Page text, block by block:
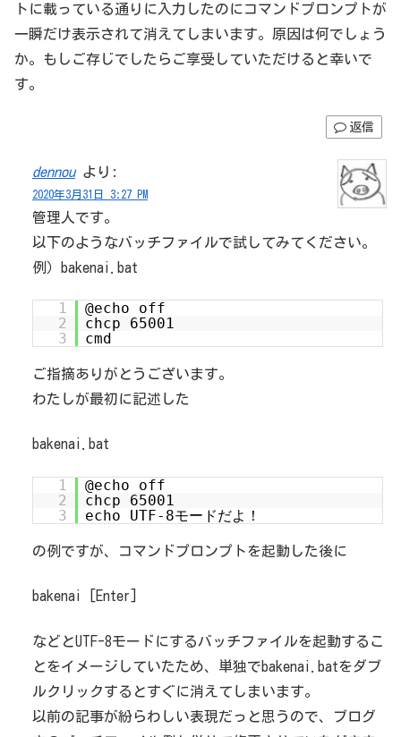
トに載っている通りに入力したのにコマンドプロンプトが
一瞬だけ表示されて消えてしまいます。原因は何でしょう
か。もしご存じでしたらご享受していただけると幸いで
す。
返信
dennou より:
2020年3月31日 3:27 PM
管理人です。
以下のようなバッチファイルで試してみてください。
例）bakenai.bat
1
@echo off
2
chcp 65001
3
cmd
ご指摘ありがとうございます。
わたしが最初に記述した
bakenai.bat
1
@echo off
2
chcp 65001
3
echo UTF-8モードだよ！
の例ですが、コマンドプロンプトを起動した後に
bakenai [Enter]
などとUTF-8モードにするバッチファイルを起動するこ
とをイメージしていたため、単独でbakenai.batをダブ
ルクリックするとすぐに消えてしまいます。
以前の記事が紛らわしい表現だっと思うので、ブログ